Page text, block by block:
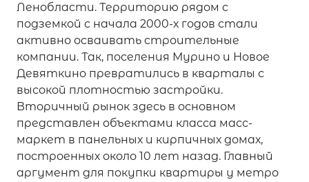
Ленобласти. Территорию рядом с
подземкой с начала 2000-х годов стали
активно осваивать строительные
компании. Так, поселения Мурино и Новое
Девяткино превратились в кварталы с
высокой плотностью застройки.
Вторичный рынок здесь в основном
представлен объектами класса масс-
маркет в панельных и кирпичных домах,
построенных около 10 лет назад. Главный
аргумент для покупки квартиры у метро